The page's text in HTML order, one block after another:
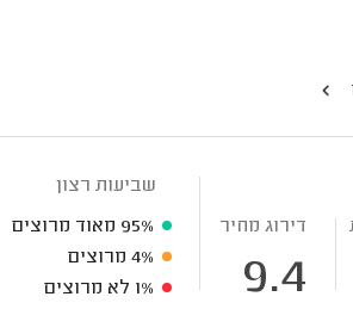
דירוג מחיר
9.4
שביעות רצון
95% מאוד מרוצים
4% מרוצים
1% לא מרוצים